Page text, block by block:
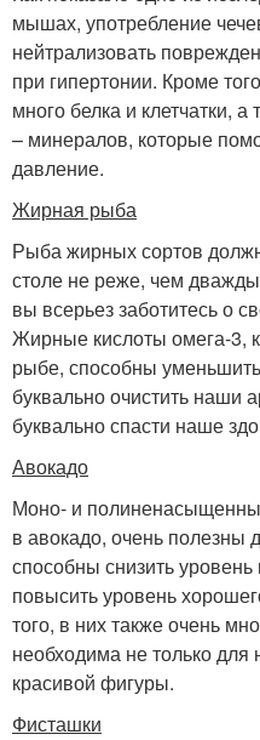
мышах, употребление
нейтрализовать
при гипертонии. Кроме
много белка и клетчатки,
– минералов, которые
давление.
Жирная рыба
Рыба жирных сортов
столе не реже, чем
вы всерьез заботитесь о
Жирные кислоты омега-3,
рыбе, способны
буквально очистить наши
буквально спасти наше
Авокадо
Моно- и
в авокадо, очень полезны
способны снизить
повысить уровень
того, в них также очень
необходима не только
красивой фигуры.
Фисташки